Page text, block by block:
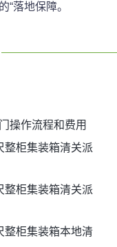
“落地保障。
操作流程和费用
整柜集装箱清关派
整柜集装箱清关派
整柜集装箱本地清